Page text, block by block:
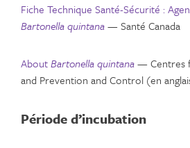
Fiche Technique Santé-Sécurité :
Bartonella quintana— Santé Canada
AboutBartonella quintana— Centres
and Prevention and Control (en
Période d’incubation